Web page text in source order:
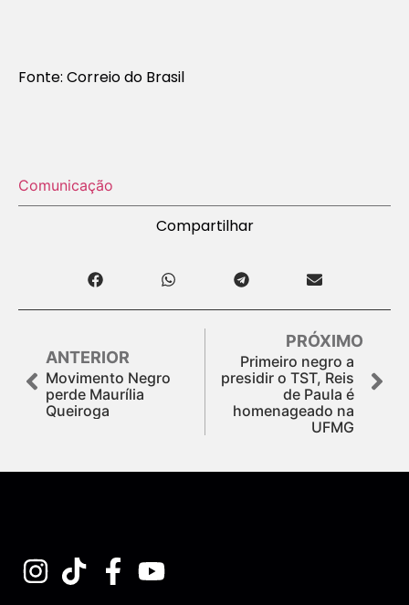
Fonte: Correio do Brasil
Comunicação
Compartilhar
ANTERIOR
Movimento Negro
perde Maurília
Queiroga
PRÓXIMO
Primeiro negro a
presidir o TST, Reis
de Paula é
homenageado na
UFMG